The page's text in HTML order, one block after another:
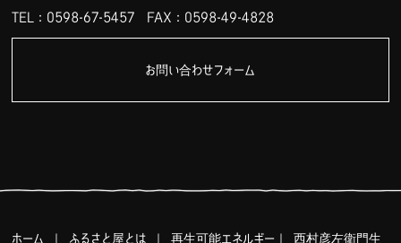
TEL：0598-67-5457 FAX：0598-49-4828
お問い合わせフォーム
ホーム ふるさと屋とは ｜再生可能エネルギー ｜西村彦左衛門生